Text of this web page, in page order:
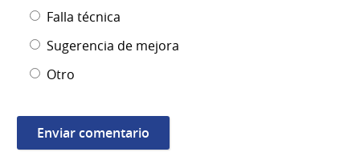
Falla técnica
Sugerencia de mejora
Otro